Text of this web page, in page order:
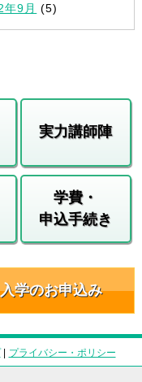
年9月 (5)
実力講師陣
学費・
申込手続き
入学のお申込み
| プライバシー・ポリシー